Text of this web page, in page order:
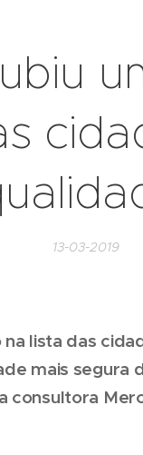
13-03-2019
na lista das
mais segura
consultora